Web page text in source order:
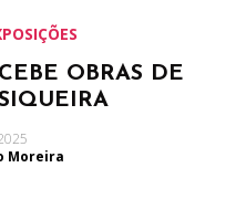
OBRAS DE
Moreira